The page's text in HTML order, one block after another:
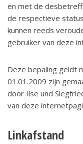
en met de
de respectieve
kunnen reeds
gebruiker van deze
Deze bepaling geldt
01.01.2009 zijn
door Ilse und
van deze
Linkafstand